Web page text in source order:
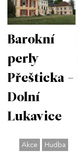
Barokní
perly
Přešticka -
Dolní
Lukavice
Akce
Hudba